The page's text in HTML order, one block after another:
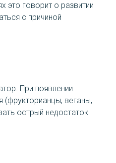
это говорит о развитии
с причиной
При появлении
(фрукторианцы, веганы,
острый недостаток